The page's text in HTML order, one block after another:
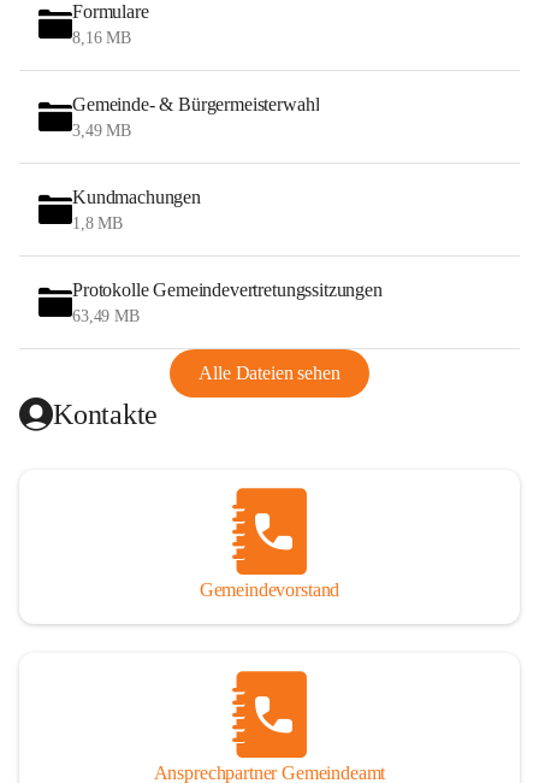
Formulare
8,16 MB
Gemeinde- & Bürgermeisterwahl
3,49 MB
Kundmachungen
1,8 MB
Protokolle Gemeindevertretungssitzungen
63,49 MB
Alle Dateien sehen
Kontakte
Gemeindevorstand
Ansprechpartner Gemeindeamt